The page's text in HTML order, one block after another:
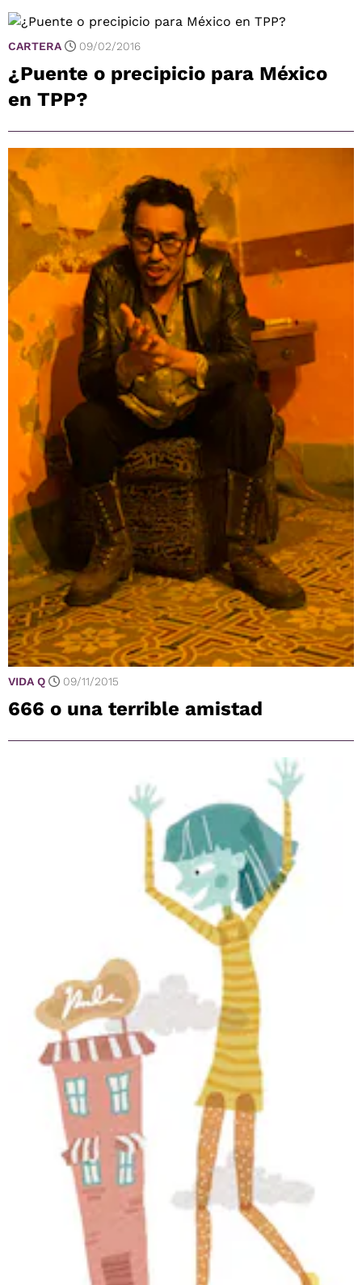
CARTERA 09/02/2016
¿Puente o precipicio para México
en TPP?
VIDA Q 09/11/2015
666 o una terrible amistad